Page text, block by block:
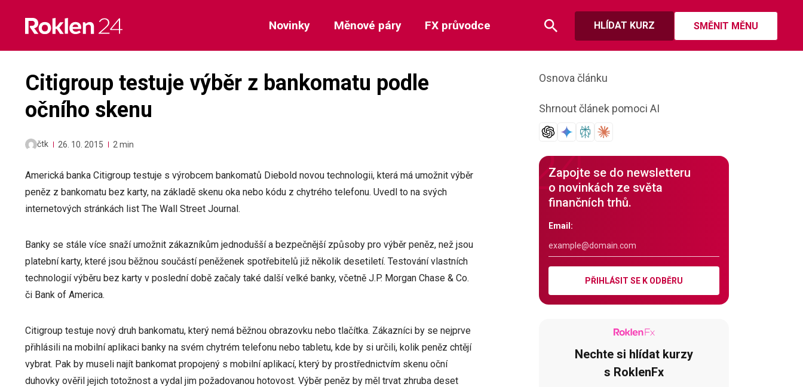
content
HLÍDAT KURZ SMĚNIT MĚNU
Novinky Měnové páry FX průvodce
Citigroup testuje výběr z bankomatu podle
očního skenu
čtk 26. 10. 2015 2 min
Americká banka Citigroup testuje s výrobcem bankomatů Diebold novou technologii, která má umožnit výběr
peněz z bankomatu bez karty, na základě skenu oka nebo kódu z chytrého telefonu. Uvedl to na svých
internetových stránkách list The Wall Street Journal.
Banky se stále více snaží umožnit zákazníkům jednodušší a bezpečnější způsoby pro výběr peněz, než jsou
platební karty, které jsou běžnou součástí peněženek spotřebitelů již několik desetiletí. Testování vlastních
technologií výběru bez karty v poslední době začaly také další velké banky, včetně J.P. Morgan Chase & Co.
či Bank of America.
Citigroup testuje nový druh bankomatu, který nemá běžnou obrazovku nebo tlačítka. Zákazníci by se nejprve
přihlásili na mobilní aplikaci banky na svém chytrém telefonu nebo tabletu, kde by si určili, kolik peněz chtějí
vybrat. Pak by museli najít bankomat propojený s mobilní aplikací, který by prostřednictvím skenu oční
duhovky ověřil jejich totožnost a vydal jim požadovanou hotovost. Výběr peněz by měl trvat zhruba deset
Osnova článku
Shrnout článek pomoci AI
Zapojte se do newsletteru
o novinkách ze světa
finančních trhů.
Email:
PŘIHLÁSIT SE K ODBĚRU
Nechte si hlídat kurzy
s RoklenFx